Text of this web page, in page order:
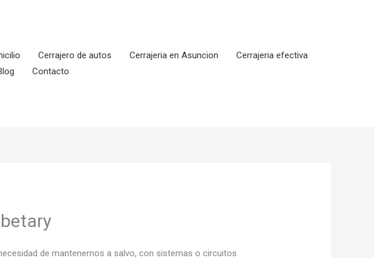
Cerrajero de autos Cerrajeria en Asuncion
Cerrajeria efectiva
Contacto
de mantenernos a salvo, con sistemas o circuitos